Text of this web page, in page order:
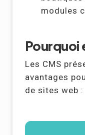
modules
Pourquoi
Les CMS
avantages
de sites web :